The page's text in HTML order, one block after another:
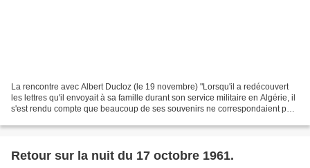
La rencontre avec Albert Ducloz (le 19 novembre) "Lorsqu'il a redécouvert
les lettres qu'il envoyait à sa famille durant son service militaire en Algérie, il
s'est rendu compte que beaucoup de ses souvenirs ne correspondaient pas
Retour sur la nuit du 17 octobre 1961.